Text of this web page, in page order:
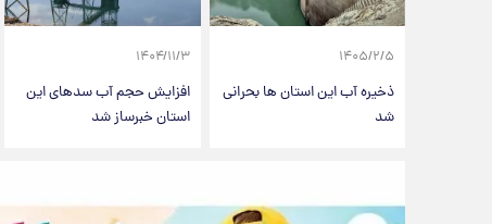
۱۴۰۵/۲/۵
ذخیره آب این استان ها بحرانی
شد
۱۴۰۴/۱۱/۳
افزایش حجم آب سدهای این
استان خبرساز شد